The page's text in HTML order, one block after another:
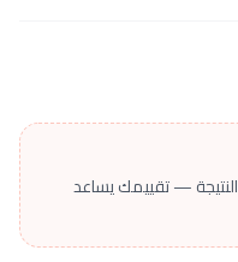
— تقييمك يساعد